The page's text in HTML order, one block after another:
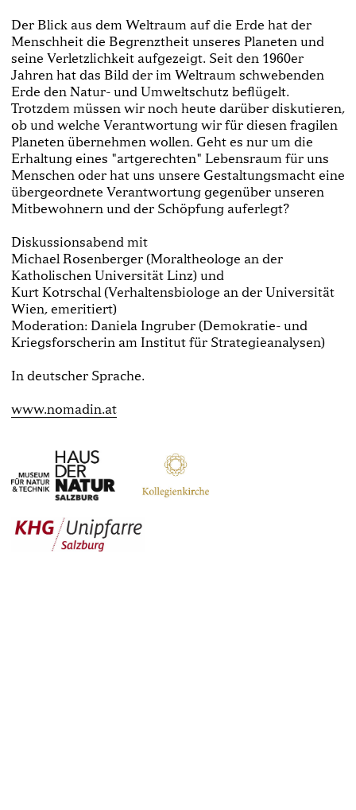
Der Blick aus dem Weltraum auf die Erde hat der
Menschheit die Begrenztheit unseres Planeten und
seine Verletzlichkeit aufgezeigt. Seit den 1960er
Jahren hat das Bild der im Weltraum schwebenden
Erde den Natur- und Umweltschutz beflügelt.
Trotzdem müssen wir noch heute darüber diskutieren,
ob und welche Verantwortung wir für diesen fragilen
Planeten übernehmen wollen. Geht es nur um die
Erhaltung eines "artgerechten" Lebensraum für uns
Menschen oder hat uns unsere Gestaltungsmacht eine
übergeordnete Verantwortung gegenüber unseren
Mitbewohnern und der Schöpfung auferlegt?
Diskussionsabend mit
Michael Rosenberger (Moraltheologe an der
Katholischen Universität Linz) und
Kurt Kotrschal (Verhaltensbiologe an der Universität
Wien, emeritiert)
Moderation: Daniela Ingruber (Demokratie- und
Kriegsforscherin am Institut für Strategieanalysen)
In deutscher Sprache.
www.nomadin.at